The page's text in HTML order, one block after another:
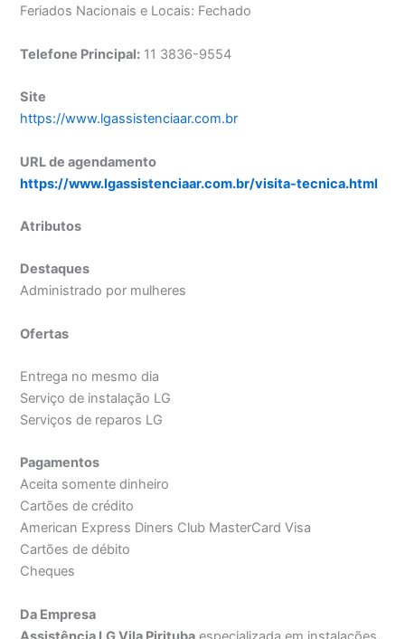
Feriados Nacionais e Locais: Fechado
Telefone Principal: 11 3836-9554
Site
https://www.lgassistenciaar.com.br
URL de agendamento
https://www.lgassistenciaar.com.br/visita-tecnica.html
Atributos
Destaques
Administrado por mulheres
Ofertas
Entrega no mesmo dia
Serviço de instalação LG
Serviços de reparos LG
Pagamentos
Aceita somente dinheiro
Cartões de crédito
American Express Diners Club MasterCard Visa
Cartões de débito
Cheques
Da Empresa